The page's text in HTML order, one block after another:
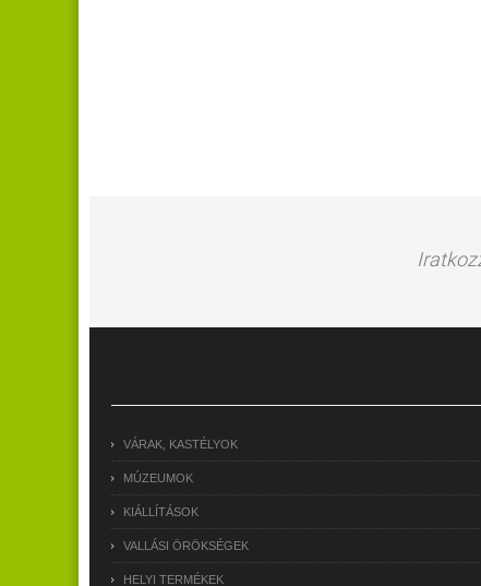
VÁRAK, KASTÉLYOK
MÚZEUMOK
KIÁLLÍTÁSOK
VALLÁSI ÖRÖKSÉGEK
HELYI TERMÉKEK